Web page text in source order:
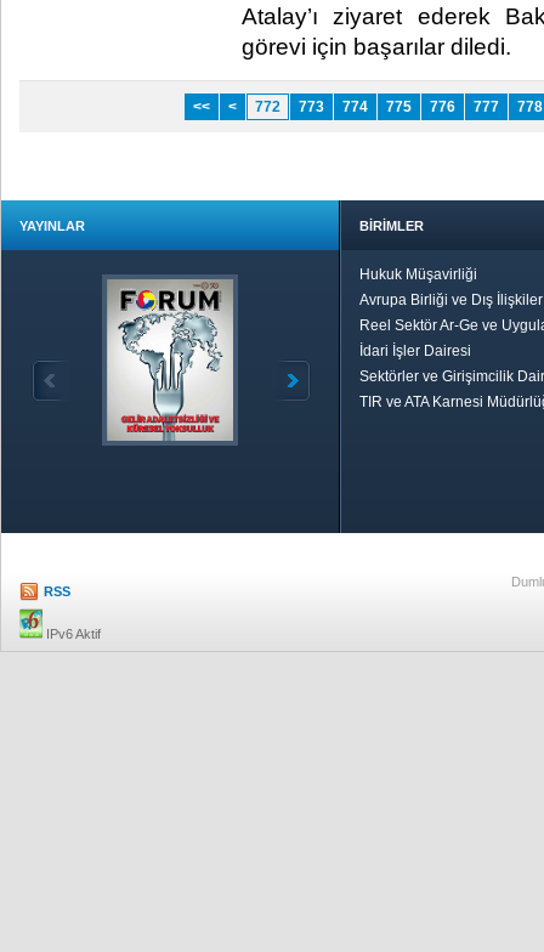
Atalay’ı ziyaret ederek
görevi için başarılar diledi.​ ​
<< < 772 773 774 775 776 777 778
YAYINLAR BİRİMLER
Hukuk Müşavirliği
Avrupa Birliği ve Dış
Reel Sektör Ar-Ge ve
İdari İşler Dairesi
Sektörler ve Girişimcilik
TIR ve ATA Karnesi
RSS
IPv6 Aktif